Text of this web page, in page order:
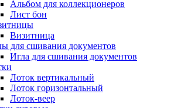
Альбом для коллекционеров
Лист бон
Визитница
для сшивания документов
Игла для сшивания документов
Лоток вертикальный
Лоток горизонтальный
Лоток-веер